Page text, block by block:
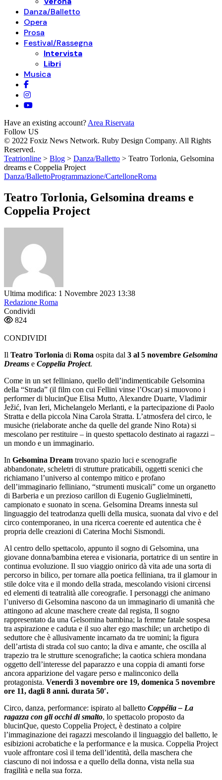
Danza/Balletto
Opera
Prosa
Festival/Rassegna
Intervista
Libri
Musica
Have an existing account? Area Riservata
Follow US
© 2022 Foxiz News Network. Ruby Design Company. All Rights
Reserved.
Teatrionline > Blog > Danza/Balletto > Teatro Torlonia, Gelsomina
dreams e Coppelia Project
Danza/BallettoProgrammazione/CartelloneRoma
Teatro Torlonia, Gelsomina dreams e
Coppelia Project
Ultima modifica: 1 Novembre 2023 13:38
Redazione Roma
Condividi
824
CONDIVIDI
Il Teatro Torlonia di Roma ospita dal 3 al 5 novembre Gelsomina
Dreams e Coppelia Project.
Come in un set felliniano, quello dell’indimenticabile Gelsomina
della “Strada” (il film con cui Fellini vinse l’Oscar) si muovono i
performer di blucinQue Elisa Mutto, Alexandre Duarte, Vladimir
Ježić, Ivan Ieri, Michelangelo Merlanti, e la partecipazione di Paolo
Stratta e della piccola Nina Carola Stratta. L’atmosfera del circo, le
musiche (rielaborate anche da quelle del grande Nino Rota) si
mescolano per restituire – in questo spettacolo destinato ai ragazzi –
un mondo e un immaginario.
In Gelsomina Dream trovano spazio luci e scenografie
abbandonate, scheletri di strutture praticabili, oggetti scenici che
richiamano l’universo al contempo mitico e profano
dell’immaginario felliniano, “strumenti musicali” come un organetto
di Barberia e un prezioso carillon di Eugenio Guglielminetti,
campionato e suonato in scena. Gelsomina Dreams innesta sul
linguaggio del teatrodanza quelli della musica, suonata dal vivo e del
circo contemporaneo, in una ricerca coerente ed autentica che è
propria delle creazioni di Caterina Mochi Sismondi.
Al centro dello spettacolo, appunto il sogno di Gelsomina, una
giovane donna/bambina eterea e visionaria, portatrice di un sentire in
continua evoluzione. Il suo viaggio onirico dà vita ade una sorta di
percorso in bilico, per tornare alla poetica felliniana, tra il glamour in
stile dolce vita e il mondo della strada, mescolando visioni circensi
ed elementi di teatralità alle coreografie. I personaggi che animano
l’universo di Gelsomina nascono da un immaginario di umanità che
attingono ad alcune maschere create dal regista, Il sogno
rappresentato da una Gelsomina bambina; la femme fatale sospesa
tra aspirazione e caduta e il suo alter ego maschile; un archetipo di
seduttore che è allusivamente incarnato da tre uomini; la figura
dell’artista di strada col suo canto; la diva e amante, che oscilla al
trapezio tra le strutture scenografiche; la caotica schiera mondana
oggetto dell’interesse del paparazzo e una coppia di amanti forse
ancora apparizione del vagare perso e malinconico della
protagonista. Venerdì 3 novembre ore 19, domenica 5 novembre
ore 11, dagli 8 anni. durata 50′.
Circo, danza, performance: ispirato al balletto Coppélia – La
ragazza con gli occhi di smalto, lo spettacolo proposto da
blucinQue, questo Coppelia Project, è destinato a colpire
l’immaginazione dei ragazzi mescolando il linguaggio del balletto, le
esibizioni acrobatiche e la performance e la musica. Coppelia Project
vuole affrontare così il tema dell’identità, della maschera che
ciascuno di noi indossa e a quello della donna, vista nella sua
fragilità e nella sua forza.